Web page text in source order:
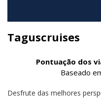
Taguscruises
Pontuação dos
Baseado
Desfrute das melhores